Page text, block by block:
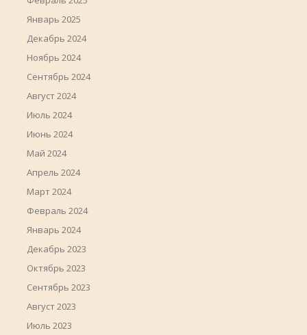
Январь 2025
Декабрь 2024
Ноябрь 2024
Сентябрь 2024
Август 2024
Июль 2024
Июнь 2024
Май 2024
Апрель 2024
Март 2024
Февраль 2024
Январь 2024
Декабрь 2023
Октябрь 2023
Сентябрь 2023
Август 2023
Июль 2023